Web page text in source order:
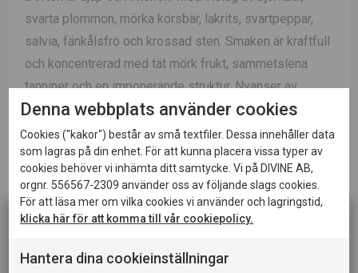
svarta plommon, mörka körsbär, lakrits, svartpeppar,
salvia, fänkålsfrö och krossad sten. Smaken är kraftfull
och koncentrerad med tät mörk frukt, sammetslena
tanniner och en imponerande struktur. Nyanser av
blåbär, kakao, örter, grafit och kryddor samsas med en
kalkig mineralitet som ger balans och energi. Trots sin
rikedom upplevs vinet harmoniskt och elegant, med ett
mycket långt och komplext avslut.
Passar till:
lammracks, vilt, vildsvin, oxkind, långkok och andra
Denna webbplats använder cookies
Cookies ("kakor") består av små textfiler. Dessa innehåller data
som lagras på din enhet. För att kunna placera vissa typer av
cookies behöver vi inhämta ditt samtycke. Vi på DIVINE AB,
orgnr. 556567-2309 använder oss av följande slags cookies.
För att läsa mer om vilka cookies vi använder och lagringstid,
klicka här för att komma till vår cookiepolicy.
Hantera dina cookieinställningar